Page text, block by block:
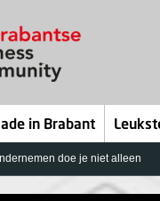
in Brabant
doe je niet alleen